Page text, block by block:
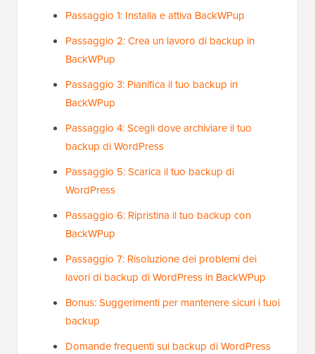
Passaggio 1: Installa e attiva BackWPup
Passaggio 2: Crea un lavoro di backup in
BackWPup
Passaggio 3: Pianifica il tuo backup in
BackWPup
Passaggio 4: Scegli dove archiviare il tuo
backup di WordPress
Passaggio 5: Scarica il tuo backup di
WordPress
Passaggio 6: Ripristina il tuo backup con
BackWPup
Passaggio 7: Risoluzione dei problemi dei
lavori di backup di WordPress in BackWPup
Bonus: Suggerimenti per mantenere sicuri i tuoi
backup
Domande frequenti sui backup di WordPress